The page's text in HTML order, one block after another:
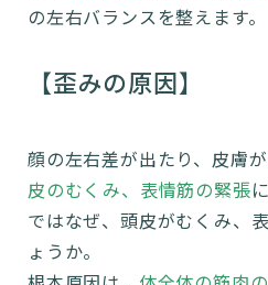
の左右バランスを整えます。
【歪みの原因】
顔の左右差が出たり、皮膚
皮のむくみ、表情筋の緊張
ではなぜ、頭皮がむくみ、
ょうか。